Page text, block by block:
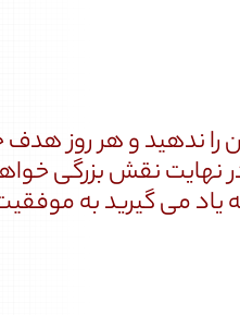
را ندهید و هر روز هدف
نهایت نقش بزرگی
یاد می گیرید به